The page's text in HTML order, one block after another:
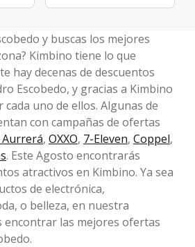
y buscas los mejores
Kimbino tiene lo que
hay decenas de descuentos
Escobedo, y gracias a Kimbino
uno de ellos. Algunas de
con campañas de ofertas
, OXXO, 7-Eleven, Coppel,
. Este Agosto encontrarás
atractivos en Kimbino. Ya sea
de electrónica,
o belleza, en nuestra
las mejores ofertas